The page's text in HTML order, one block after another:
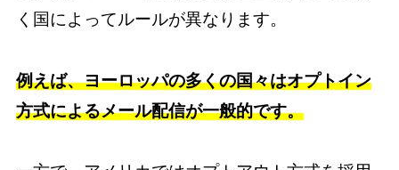
く国によってルールが異なります。
例えば、ヨーロッパの多くの国々はオプトイン
方式によるメール配信が一般的です。